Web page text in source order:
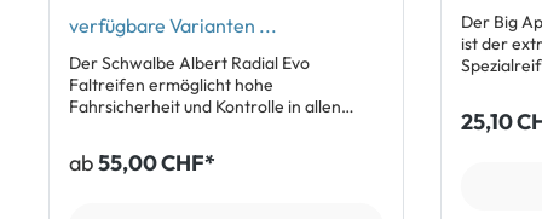
verfügbare Varianten ...
Der Schwalbe Albert Radial Evo
Faltreifen ermöglicht hohe
Fahrsicherheit und Kontrolle in allen
Radialkarkasse ist die Auflagefläche des
Pneus grösser. Fahrbahnunebenheiten
ab55,00 CHF*
Der Big
ist der
das
Trekking,
25,10